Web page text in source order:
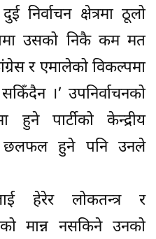
निर्वाचन क्षेत्रमा ठूलो
उसको निकै कम मत
र एमालेको विकल्पमा
।’ उपनिर्वाचनको
हुने पार्टीको केन्द्रीय
छलफल हुने पनि उनले
हेरेर लोकतन्त्र र
मान्न नसकिने उनको